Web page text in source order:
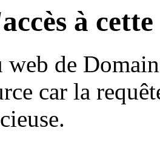
à
web de
car la